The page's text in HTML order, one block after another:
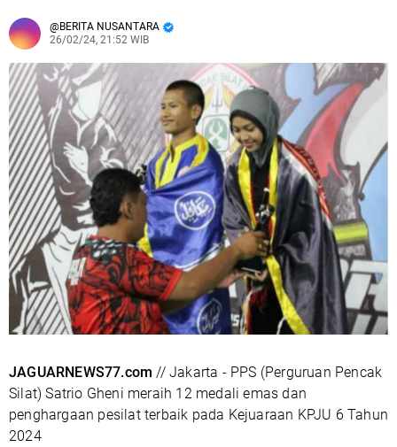
BERITA NUSANTARA
26/02/24, 21:52 WIB
JAGUARNEWS77.com // Jakarta - PPS (Perguruan Pencak
Silat) Satrio Gheni meraih 12 medali emas dan
penghargaan pesilat terbaik pada Kejuaraan KPJU 6 Tahun
2024